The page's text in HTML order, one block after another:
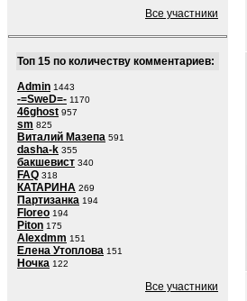
Все участники
Топ 15 по количеству комментариев:
Admin 1443
-=SweD=- 1170
46ghost 957
sm 825
Виталий Мазепа 591
dasha-k 355
бакшевист 340
FAQ 318
КАТАРИНА 269
Партизанка 194
Floreo 194
Piton 175
Alexdmm 151
Елена Утоплова 151
Ночка 122
Все участники